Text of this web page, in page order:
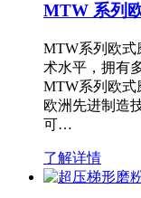
MTW 系列
MTW系列欧式
术水平，拥有
MTW系列欧式
欧洲先进制造
可…
了解详情